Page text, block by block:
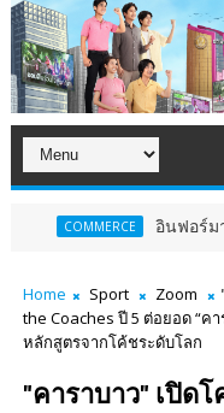
อินฟอร์มา มาร์เก็ตส์ ผ
Home Sport Zoom
the Coaches ปี 5 ต่อยอด “ค
หลักสูตรจากโค้ชระดับโลก
"คาราบาว" เปิดโ